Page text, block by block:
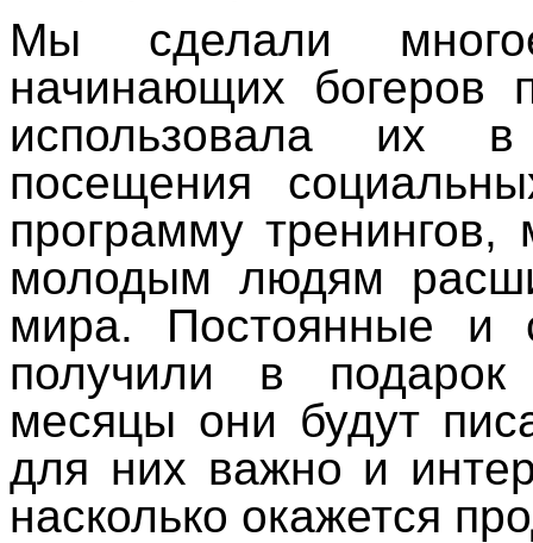
Мы сделали
начинающих богеров
использовала их в
посещения
программу
молодым людям
мира. Постоянные и
получили в
месяцы они будут
для них важно и
насколько окажется